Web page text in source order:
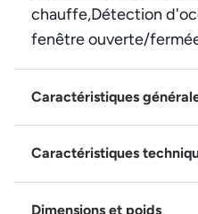
chauffe,Détection
fenêtre ouverte/
Caractéristiques
Caractéristiques
Dimensions et poids